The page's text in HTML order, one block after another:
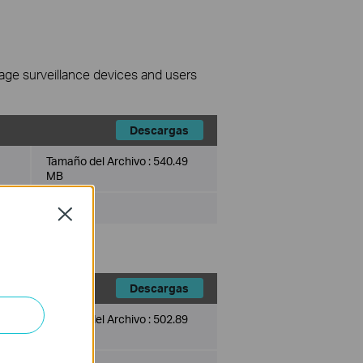
surveillance devices and users
Descargas
Tamaño del Archivo : 540.49
MB
Descargas
Tamaño del Archivo : 502.89
Close